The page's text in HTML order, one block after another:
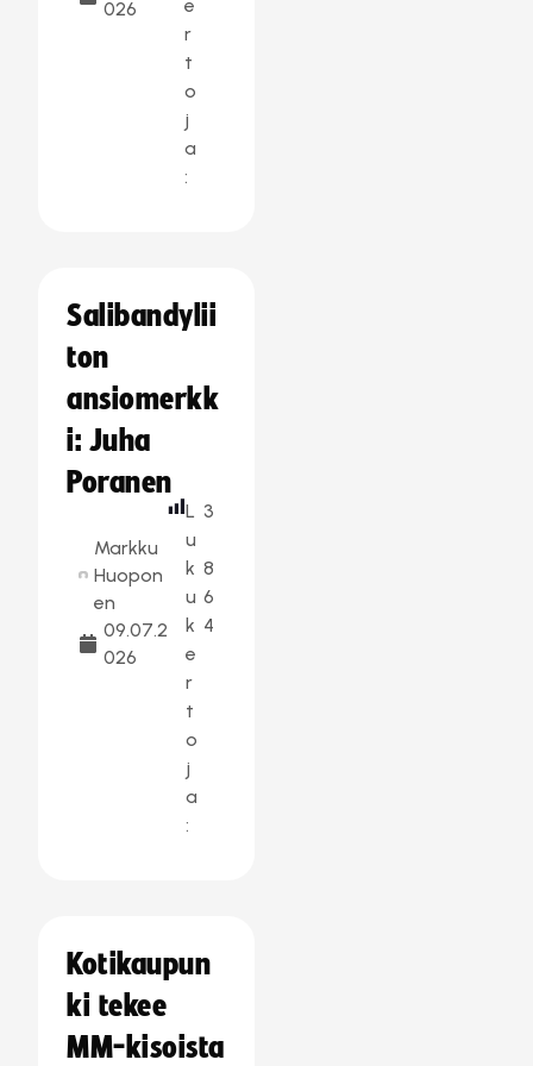
026
e
r
t
o
j
a
:
Salibandylii
ton
ansiomerkk
i: Juha
Poranen
Markku
Huopon
en
09.07.2
026
L
u
k
u
k
e
r
t
o
j
a
:
3
8
6
4
Kotikaupun
ki tekee
MM-kisoista